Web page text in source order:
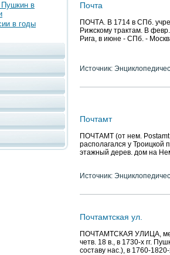
Пушкин в
в годы
Почта
ПОЧТА. В 1714 в СПб.
Рижскому трактам. В
Рига, в июне - СПб. -
Источник:
Почтамт
ПОЧТАМТ (от нем. Postamt
располагался у Троицкой
этажный дерев. дом на
Источник:
Почтамтская ул.
ПОЧТАМТСКАЯ УЛИЦА,
четв. 18 в., в 1730-х гг.
составу нас.), в 1760-